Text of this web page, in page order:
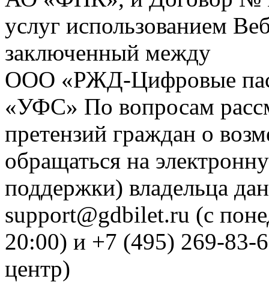
услуг использованием
заключенный между
ООО «РЖД-Цифровые
«УФС» По вопросам
претензий граждан о
обращаться на
поддержки) владельца
support@gdbilet.ru (с
20:00) и +7 (495) 269-83-
центр)